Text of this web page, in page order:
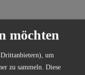
möchten
Drittanbietern), um
zu sammeln. Diese